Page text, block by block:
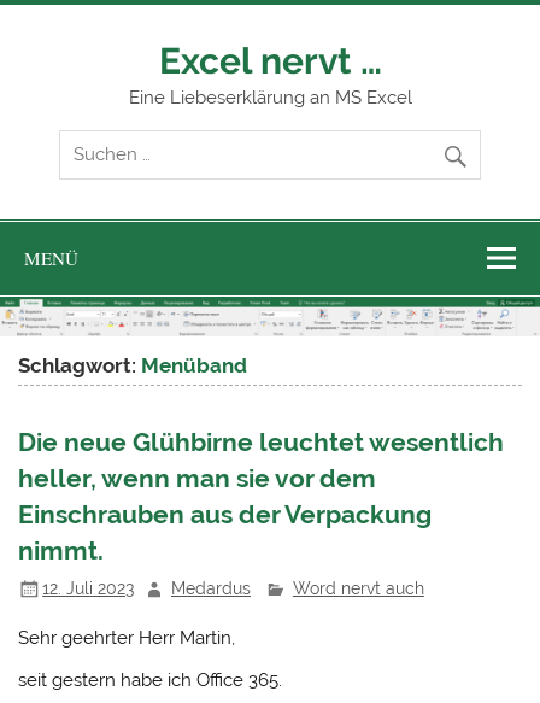
Zum
Excel nervt …
Eine Liebeserklärung an MS Excel
MENÜ
Schlagwort: Menüband
Die neue Glühbirne leuchtet wesentlich
heller, wenn man sie vor dem
Einschrauben aus der Verpackung
nimmt.
12. Juli 2023 Medardus Word nervt auch
Sehr geehrter Herr Martin,
seit gestern habe ich Office 365.